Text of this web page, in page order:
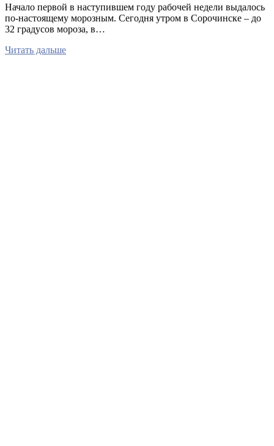
Начало первой в наступившем году рабочей недели выдалось
по-настоящему морозным. Сегодня утром в Сорочинске – до
32 градусов мороза, в…
Читать дальше